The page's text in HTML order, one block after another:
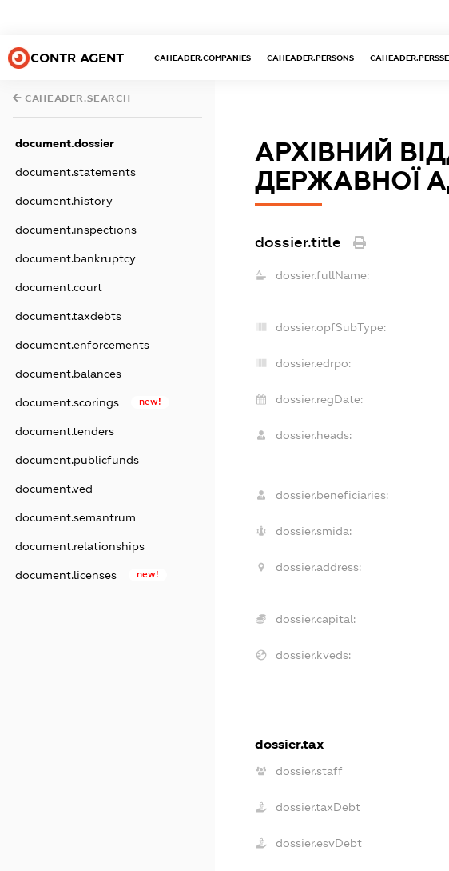
CONTR AGENT CAHEADER.COMPANIES CAHEADER.PERSONS
CAHEADER.SEARCH
document.dossier
document.statements
document.history
document.inspections
document.bankruptcy
document.court
document.taxdebts
document.enforcements
document.balances
document.scorings new!
document.tenders
document.publicfunds
document.ved
document.semantrum
document.relationships
document.licenses new!
АРХІВНИЙ
ДЕРЖАВНОЇ
dossier.title
dossier.fullName:
dossier.opfSubType:
dossier.edrpo:
dossier.regDate:
dossier.heads:
dossier.beneficiaries:
dossier.smida:
dossier.address:
dossier.capital:
dossier.kveds:
dossier.tax
dossier.staff
dossier.taxDebt
dossier.esvDebt